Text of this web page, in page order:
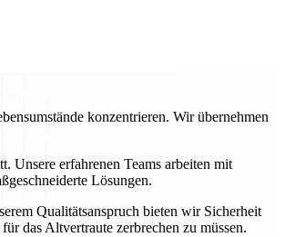
konzentrieren. Wir übernehmen
Unsere erfahrenen Teams arbeiten mit
Lösungen.
Qualitätsanspruch bieten wir Sicherheit
das Altvertraute zerbrechen zu müssen.